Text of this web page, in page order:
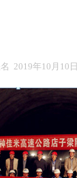
2019年10月10日